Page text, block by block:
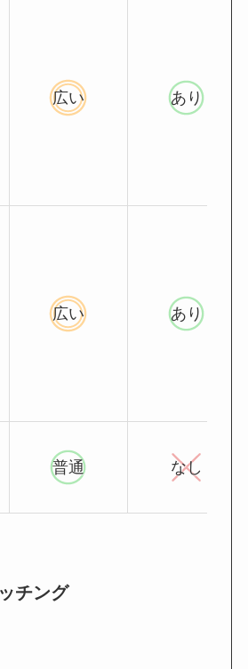
広い あり
広い あり
普通 なし
チング